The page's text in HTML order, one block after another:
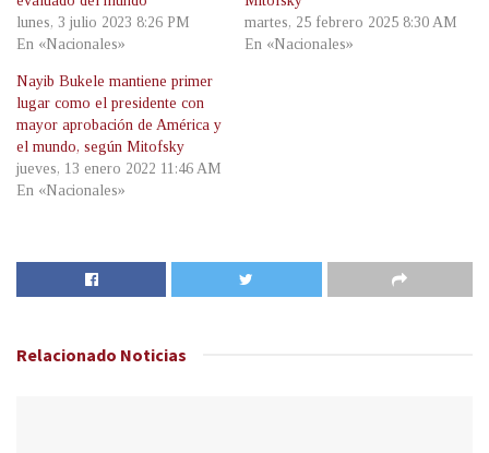
lunes, 3 julio 2023 8:26 PM
En «Nacionales»
martes, 25 febrero 2025 8:30 AM
En «Nacionales»
Nayib Bukele mantiene primer
lugar como el presidente con
mayor aprobación de América y
el mundo, según Mitofsky
jueves, 13 enero 2022 11:46 AM
En «Nacionales»
Relacionado Noticias